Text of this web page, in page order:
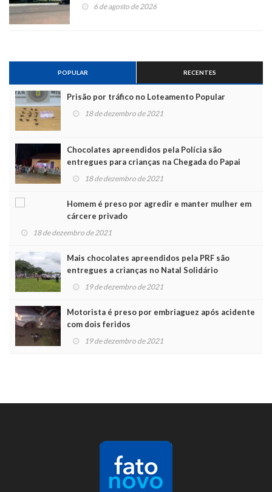
6 de agosto de 2026
POPULAR RECENTES
Prisão por tráfico no Loteamento Popular
18 de dezembro de 2021
Chocolates apreendidos pela Polícia são
entregues para crianças na Chegada do Papai
Noel 18 de dezembro de 2021
Homem é preso por agredir e manter mulher em
cárcere privado
18 de dezembro de 2021
Mais chocolates apreendidos pela PRF são
entregues a crianças no Natal Solidário
19 de dezembro de 2021
Motorista é preso por embriaguez após acidente
com dois feridos
19 de dezembro de 2021